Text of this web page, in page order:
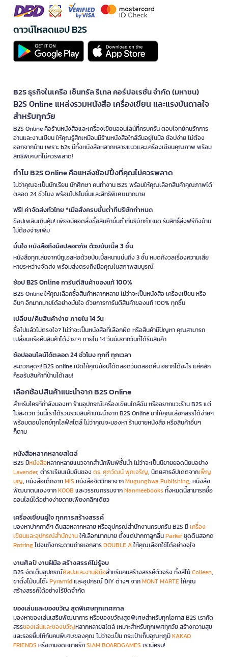
ดาวน์โหลดแอป B2S
B2S ธุรกิจในเครือ เซ็นทรัล รีเทล คอร์ปอเรชั่น จำกัด (มหาชน)
B2S Online แหล่งรวมหนังสือ เครื่องเขียน และแรงบันดาลใจ
สำหรับทุกวัย
B2S Online คือร้านหนังสือและเครื่องเขียนออนไลน์ที่ครบครัน ตอบโจทย์คนรักการ
อ่านและงานเขียน ให้คุณรู้สึกเหมือนมีร้านหนังสือใกล้ฉันอยู่ในมือ ช้อปง่าย ไม่ต้อง
ออกจากบ้าน เพราะ b2s มีทั้งหนังสือหลากหลายแนวและเครื่องเขียนคุณภาพ พร้อม
สิทธิพิเศษที่ไม่ควรพลาด!
ทำไม B2S Online คือแหล่งช้อปปิ้งที่คุณไม่ควรพลาด
ไม่ว่าคุณจะเป็นนักเรียน นักศึกษา คนทำงาน B2S พร้อมให้คุณเลือกสินค้าคุณภาพได้
ตลอด 24 ชั่วโมง พร้อมโปรโมชั่นและสิทธิพิเศษมากมาย
ฟรี! ค่าจัดส่งทั่วไทย *เมื่อสั่งครบขั้นต่ำที่บริษัทกำหนด
ช้อปเพลินเกินคุ้ม! เพียงมียอดสั่งซื้อสินค้าขั้นต่ำที่บริษัทกำหนด รับสิทธิ์ส่งฟรีถึงบ้าน
ไม่ต้องจ่ายเพิ่ม
มั่นใจ หนังสือถึงมือปลอดภัย ด้วยบับเบิ้ล 3 ชั้น
หนังสือทุกเล่มจากบีทูเอสห่อด้วยบับเบิ้ลหนาแน่นถึง 3 ชั้น หมดกังวลเรื่องความเสีย
หายระหว่างจัดส่ง พร้อมส่งตรงถึงมือคุณในสภาพสมบูรณ์
ช้อป B2S Online การันตีสินค้าของแท้ 100%
B2S Online ให้คุณเลือกซื้อสินค้าหลากหลาย ไม่ว่าจะเป็นหนังสือ เครื่องเขียน หรือ
อื่นๆ อีกมากมายได้อย่างมั่นใจ ด้วยการการันตีสินค้าของแท้ 100% ทุกชิ้น
เปลี่ยน/คืนสินค้าง่าย ภายใน 14 วัน
ซื้อไปแล้วไม่ตรงใจ? ไม่ว่าจะเป็นหนังสือที่เลือกผิด หรือสินค้ามีปัญหา คุณสามารถ
เปลี่ยนหรือคืนสินค้าได้ง่าย ๆ ภายใน 14 วันนับจากวันที่ได้รับสินค้า
ช้อปออนไลน์ได้ตลอด 24 ชั่วโมง ทุกที่ ทุกเวลา
สะดวกสุดๆ! B2S online เปิดให้คุณช้อปได้ตลอดวันตลอดคืน อยากได้อะไร แค่คลิก
ก็รอรับสินค้าที่บ้านได้เลย!
เลือกช้อปสินค้าแนะนำจาก B2S Online
สำหรับใครที่กำลังมองหา ร้านอุปกรณ์เครื่องเขียนใกล้ฉัน หรืออยากแวะร้าน B2S แต่
ไม่สะดวก วันนี้เราได้รวบรวมสินค้าแนะนำจาก B2S Online มาให้คุณเลือกสรรได้ง่ายๆ
พร้อมตอบโจทย์ทุกไลฟ์สไตล์ ไม่ว่าคุณจะมองหา ร้านขายหนังสือ หรือสินค้าอื่นๆ
ก็ตาม
หนังสือหลากหลายสไตล์
B2S มีหนังสือหลากหลายแนวจากสำนักพิมพ์ชั้นนำ ไม่ว่าจะเป็นนิยายยอดนิยมอย่าง
Lavender, ตำราเรียนเข้มข้นของดร. ศุภวัฒน์ พุกเจริญ, นิตยสารอัปเดตจากเพ็ญ
บุญ, หนังสือเด็กจากMIS หนังสือจิตวิทยาจากMugunghwa Publishing, หนังสือ
พัฒนาตนเองจากKOOB และวรรณกรรมจากNanmeebooks ทั้งหมดนี้สามารถซื้อ
ออนไลน์ได้อย่างง่ายดายเพียงคลิกเดียว
เครื่องเขียนคู่ใจ ทุกการสร้างสรรค์
มองหาปากกาดีๆ ดินสอหลากหลาย หรืออุปกรณ์สำนักงานครบครัน B2S มีเครื่อง
เขียนและอุปกรณ์สำนักงานให้เลือกมากมาย ตั้งแต่ปากกาลูกลื่นParkerชุดดินสอกด
Rotringไปจนถึงกระดาษถ่ายเอกสารDOUBLE Aให้คุณเลือกใช้ได้อย่างจุใจ
งานศิลป์ งานฝีมือ สร้างสรรค์ไม่รู้จบ
B2S จัดเต็มอุปกรณ์ศิลปะและงานฝีมือสำหรับคนสร้างสรรค์ตัวจริง ทั้งสีไม้Colleen,
ขาตั้งไม้บนโต๊ะPyramidและอุปกรณ์ DIY ต่างๆ จากMONT MARTEให้คุณ
สร้างสรรค์ได้อย่างไร้ขีดจำกัด
ของเล่นและของขวัญ สุดพิเศษทุกเทศกาล
มองหาของเล่นเสริมพัฒนาการ หรือของขวัญสุดพิเศษสำหรับทุกโอกาส B2S เราคัด
สรรของเล่นและของขวัญหลากหลายสไตล์ เหมาะสำหรับทุกเพศทุกวัย สร้างความสุข
และรอยยิ้มให้กับคนพิเศษของคุณ ไม่ว่าจะเป็น กระเป๋าเก็บอุณหภูมิKAKAO
FRIENDS หรือเกมจดหมายรักSIAM BOARDGAMES เรามีครบ!